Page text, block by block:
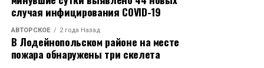
случая инфицирования COVID-19
АВТОРСКОЕ 2 года Назад
В Лодейнопольском районе на месте
пожара обнаружены три скелета